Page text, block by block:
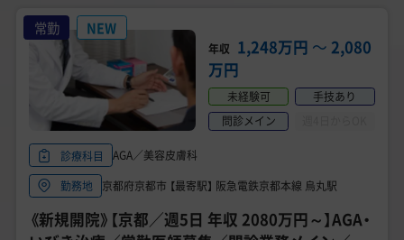
常勤 NEW
年収 1,248万円 〜 2,080
万円
未経験可
手技あり
問診メイン
診療科目
AGA／美容皮膚科
勤務地
京都府京都市 【最寄駅】 阪急電鉄京都本線 烏丸駅
《新規開院》【京都／週5日 年収 2080万円～】AGA・